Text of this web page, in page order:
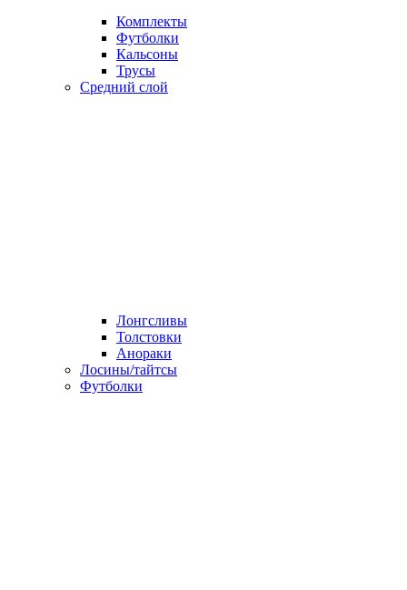
Комплекты
Футболки
Кальсоны
Трусы
Средний слой
Лонгсливы
Толстовки
Анораки
Лосины/тайтсы
Футболки